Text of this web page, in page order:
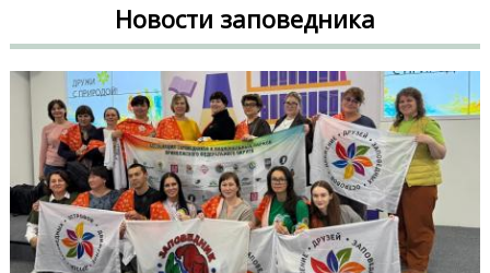
Новости заповедника